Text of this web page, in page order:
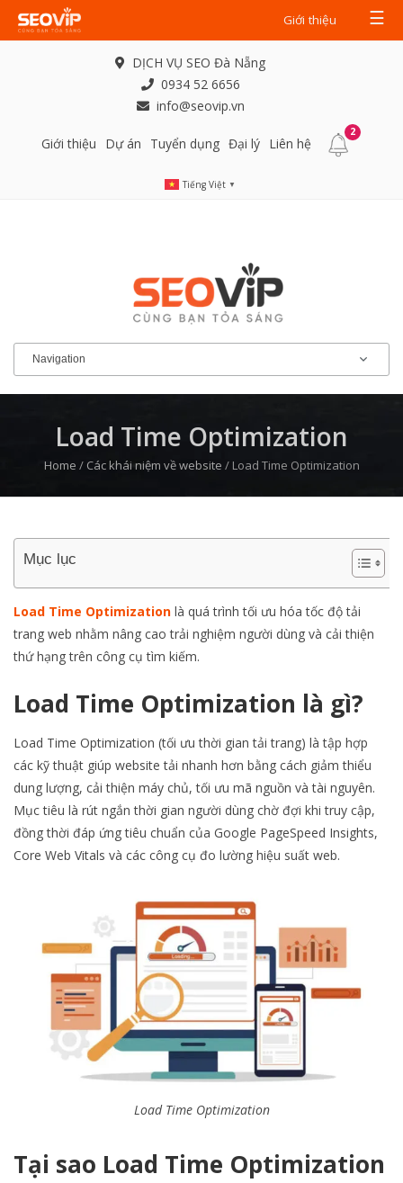
Giới thiệu ☰
DỊCH VỤ SEO Đà Nẵng
0934 52 6656
info@seovip.vn
Giới thiệu Dự án Tuyển dụng Đại lý Liên hệ
2
Tiếng Việt ▼
Load Time Optimization
Home / Các khái niệm về website / Load Time Optimization
Mục lục
Load Time Optimization là quá trình tối ưu hóa tốc độ tải
trang web nhằm nâng cao trải nghiệm người dùng và cải thiện
thứ hạng trên công cụ tìm kiếm.
Load Time Optimization là gì?
Load Time Optimization (tối ưu thời gian tải trang) là tập hợp
các kỹ thuật giúp website tải nhanh hơn bằng cách giảm thiểu
dung lượng, cải thiện máy chủ, tối ưu mã nguồn và tài nguyên.
Mục tiêu là rút ngắn thời gian người dùng chờ đợi khi truy cập,
đồng thời đáp ứng tiêu chuẩn của Google PageSpeed Insights,
Core Web Vitals và các công cụ đo lường hiệu suất web.
Load Time Optimization
Tại sao Load Time Optimization